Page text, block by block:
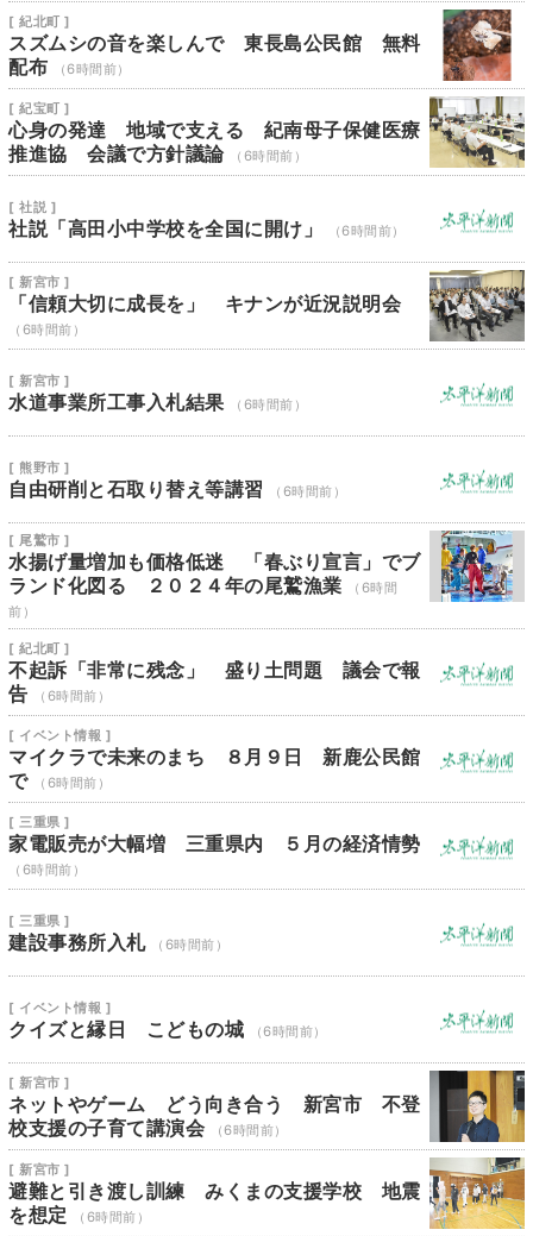
[ 紀北町 ]
スズムシの音を楽しんで 東長島公民館 無料
配布
（6時間前）
[ 紀宝町 ]
心身の発達 地域で支える 紀南母子保健医療
推進協 会議で方針議論
（6時間前）
[ 社説 ]
社説「高田小中学校を全国に開け」 （6時間前）
[ 新宮市 ]
「信頼大切に成長を」 キナンが近況説明会
（6時間前）
[ 新宮市 ]
水道事業所工事入札結果 （6時間前）
[ 熊野市 ]
自由研削と石取り替え等講習 （6時間前）
[ 尾鷲市 ]
水揚げ量増加も価格低迷 「春ぶり宣言」でブ
ランド化図る ２０２４年の尾鷲漁業
（6時間
前）
[ 紀北町 ]
不起訴「非常に残念」 盛り土問題 議会で報
告
（6時間前）
[ イベント情報 ]
マイクラで未来のまち ８月９日 新鹿公民館
で
（6時間前）
[ 三重県 ]
家電販売が大幅増 三重県内 ５月の経済情勢
（6時間前）
[ 三重県 ]
建設事務所入札 （6時間前）
[ イベント情報 ]
クイズと縁日 こどもの城 （6時間前）
[ 新宮市 ]
ネットやゲーム どう向き合う 新宮市 不登
校支援の子育て講演会
（6時間前）
[ 新宮市 ]
避難と引き渡し訓練 みくまの支援学校 地震
を想定
（6時間前）